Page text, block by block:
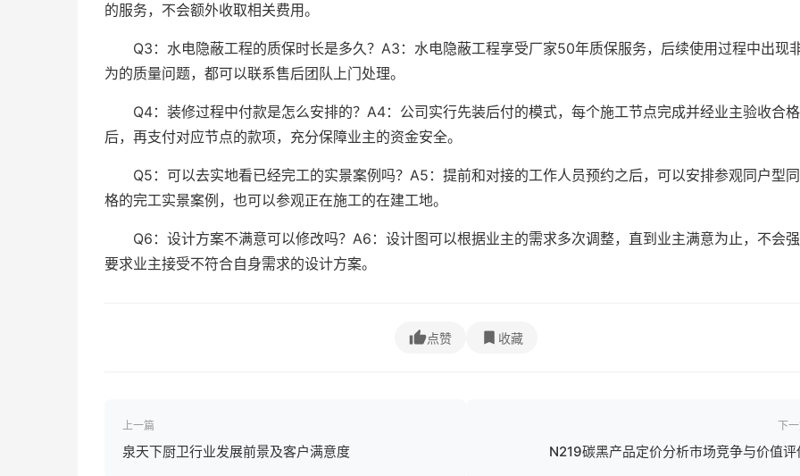
的服务，不会额外收取相关费用。
Q3：水电隐蔽工程的质保时长是多久？A3：水电隐蔽工程享受厂家50年质保服务，后续使用过程中出现
为的质量问题，都可以联系售后团队上门处理。
Q4：装修过程中付款是怎么安排的？A4：公司实行先装后付的模式，每个施工节点完成并经业主验收合
后，再支付对应节点的款项，充分保障业主的资金安全。
Q5：可以去实地看已经完工的实景案例吗？A5：提前和对接的工作人员预约之后，可以安排参观同户型
格的完工实景案例，也可以参观正在施工的在建工地。
Q6：设计方案不满意可以修改吗？A6：设计图可以根据业主的需求多次调整，直到业主满意为止，不会
要求业主接受不符合自身需求的设计方案。
点赞 收藏
上一篇
泉天下厨卫行业发展前景及客户满意度
下
N219碳黑产品定价分析市场竞争与价值评